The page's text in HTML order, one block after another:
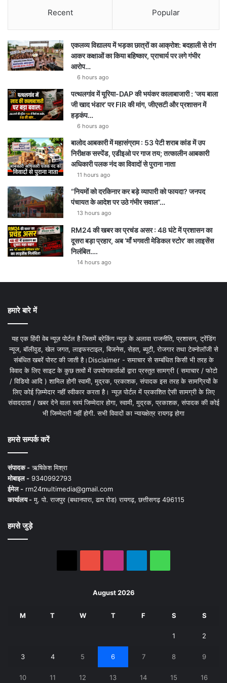
T
u
e
t
a
r
a
e
g
a
m
a
t
s
p
p
Recent Popular
एकलव्य विद्यालय में भड़का छात्रों का आक्रोश: बदहाली से तंग
आकर कक्षाओं का किया बहिष्कार, प्राचार्य पर लगे गंभीर
आरोप…
6 hours ago
पत्थलगांव में यूरिया-DAP की भयंकर कालाबाजारी : ‘जय बाला
जी खाद भंडार’ पर FIR की मांग, जीएसटी और प्रशासन में
हड़कंप…
6 hours ago
बालोद आबकारी में महासंग्राम : 53 पेटी शराब कांड में उप
निरीक्षक सस्पेंड, एडीइओ पर गाज तय; तत्कालीन आबकारी
अधिकारी पलक नंद का विवादों से पुराना नाता
11 hours ago
“नियमों को दरकिनार कर बड़े व्यापारी को फायदा? जनपद
पंचायत के आदेश पर उठे गंभीर सवाल”…
13 hours ago
RM24 की खबर का प्रचंड असर : 48 घंटे में प्रशासन का
दूसरा बड़ा प्रहार, अब ‘माँ भगवती मेडिकल स्टोर’ का लाइसेंस
निलंबित….
14 hours ago
हमारे बारे में
यह एक हिंदी वेब न्यूज़ पोर्टल है जिसमें ब्रेकिंग न्यूज़ के अलावा राजनीति, प्रशासन, ट्रेंडिंग
न्यूज, बॉलीवुड, खेल जगत, लाइफस्टाइल, बिजनेस, सेहत, ब्यूटी, रोजगार तथा टेक्नोलॉजी से
संबंधित खबरें पोस्ट की जाती है।Disclaimer - समाचार से सम्बंधित किसी भी तरह के
विवाद के लिए साइट के कुछ तत्वों में उपयोगकर्ताओं द्वारा प्रस्तुत सामग्री ( समाचार / फोटो
/ विडियो आदि ) शामिल होगी स्वामी, मुद्रक, प्रकाशक, संपादक इस तरह के सामग्रियों के
लिए कोई ज़िम्मेदार नहीं स्वीकार करता है। न्यूज़ पोर्टल में प्रकाशित ऐसी सामग्री के लिए
संवाददाता / खबर देने वाला स्वयं जिम्मेदार होगा, स्वामी, मुद्रक, प्रकाशक, संपादक की कोई
भी जिम्मेदारी नहीं होगी. सभी विवादों का न्यायक्षेत्र रायगढ़ होगा
हमसे सम्पर्क करें
संपादक -ऋषिकेश मिश्रा
मोबाइल - 9340992793
ईमेल - rm24multimedia@gmail.com
कार्यालय -मु. पो. राजपुर (बथानपारा, ढाप रोड) रायगढ़, छत्तीसगढ़ 496115
हमसे जुड़े
August 2026
M T W T F S S
1 2
3 4 5 6 7 8 9
10 11 12 13 14 15 16